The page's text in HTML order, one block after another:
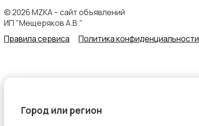
© 2026 MZKA – сайт объявлений
ИП "Мещеряков А.В."
Правила сервиса
Политика конфиденциальности
Город или регион